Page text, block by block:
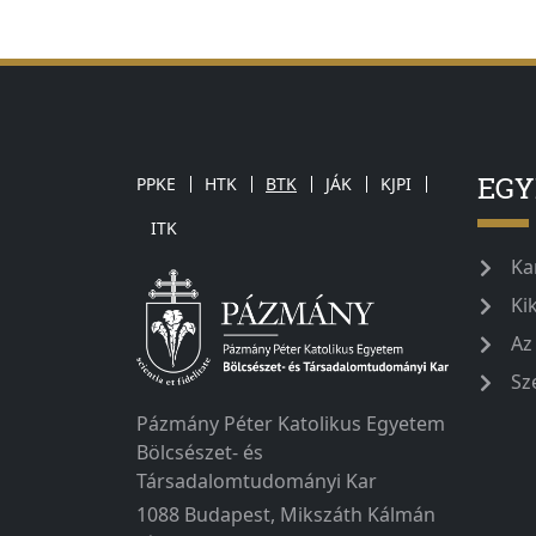
PPKE HTK BTK JÁK
KJPI
ITK
Pázmány Péter Katolikus Egyetem
Bölcsészet- és
Társadalomtudományi Kar
1088 Budapest, Mikszáth Kálmán